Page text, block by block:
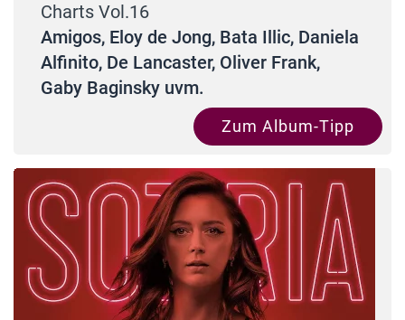
Charts Vol.16
Amigos, Eloy de Jong, Bata Illic, Daniela
Alfinito, De Lancaster, Oliver Frank,
Gaby Baginsky uvm.
Zum Album-Tipp